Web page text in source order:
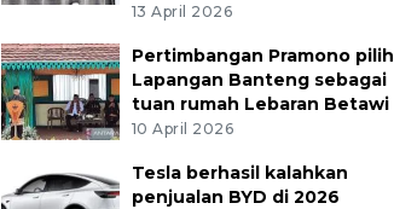
13 April 2026
Pertimbangan Pramono pilih
Lapangan Banteng sebagai
tuan rumah Lebaran Betawi
10 April 2026
Tesla berhasil kalahkan
penjualan BYD di 2026